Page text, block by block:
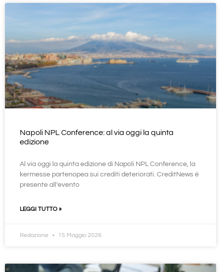
Napoli NPL Conference: al via oggi la quinta
edizione
Al via oggi la quinta edizione di Napoli NPL Conference, la
kermesse partenopea sui crediti deteriorati. CreditNews è
presente all’evento
LEGGI TUTTO »
Redazione 15 Maggio 2026